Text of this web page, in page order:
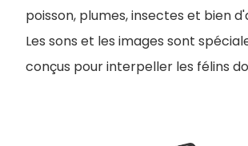
poisson, plumes, insectes et bien
Les sons et les images sont
conçus pour interpeller les félins